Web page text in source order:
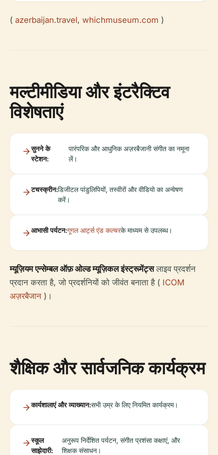
( azerbaijan.travel, whichmuseum.com )
मल्टीमीडिया और इंटरैक्टिव
विशेषताएं
सुनने के
स्टेशन:
पारंपरिक और आधुनिक अज़रबैजानी संगीत का नमूना
लें।
टचस्क्रीन:डिजीटल पांडुलिपियों, तस्वीरों और वीडियो का अन्वेषण
करें।
आभासी पर्यटन:गूगल आर्ट्स एंड कल्चरके माध्यम से उपलब्ध।
म्यूज़ियम एन्सेम्बल ऑफ़ ओल्ड म्यूज़िकल इंस्ट्रूमेंट्सलाइव प्रदर्शन
प्रदान करता है, जो प्रदर्शनियों को जीवंत बनाता है ( ICOM
अज़रबैजान )।
शैक्षिक और सार्वजनिक कार्यक्रम
कार्यशालाएं और व्याख्यान:सभी उम्र के लिए नियमित कार्यक्रम।
स्कूल
साझेदारी:
अनुरूप निर्देशित पर्यटन, संगीत प्रशंसा कक्षाएं, और
शिक्षक संसाधन।